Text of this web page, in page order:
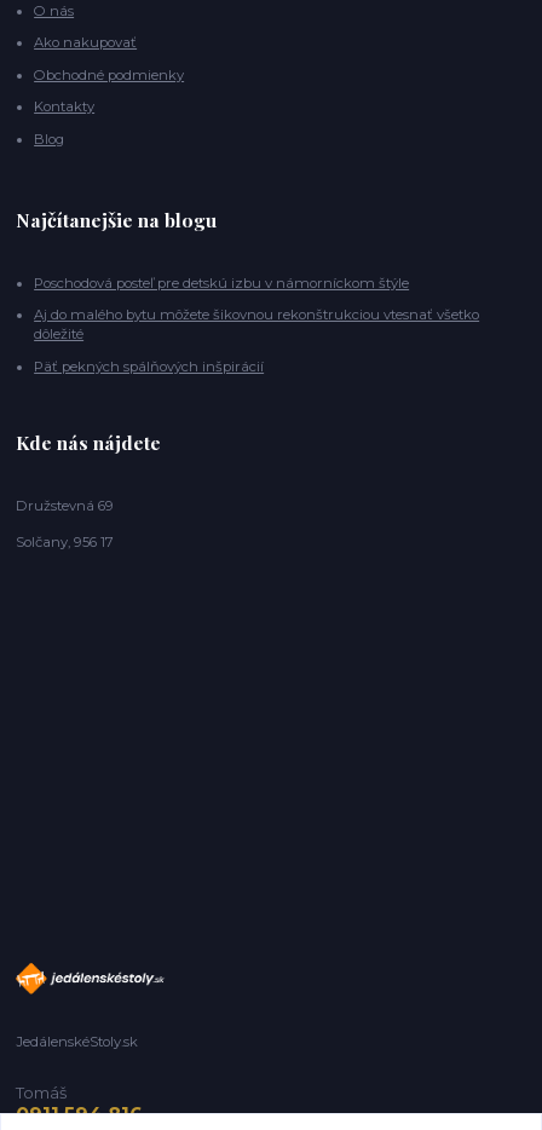
O nás
Ako nakupovať
Obchodné podmienky
Kontakty
Blog
Najčítanejšie na blogu
Poschodová posteľ pre detskú izbu v námorníckom štýle
Aj do malého bytu môžete šikovnou rekonštrukciou vtesnať všetko
dôležité
Päť pekných spálňových inšpirácií
Kde nás nájdete
Družstevná 69
Solčany, 956 17
JedálenskéStoly.sk
Tomáš
0911 594 816